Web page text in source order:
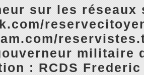
sur les réseaux
militaire
: RCDS Frederic